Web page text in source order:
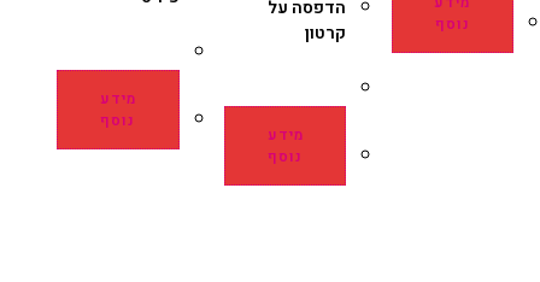
נוסף
הדפסה על
קרטון
מידע
נוסף
מידע
נוסף